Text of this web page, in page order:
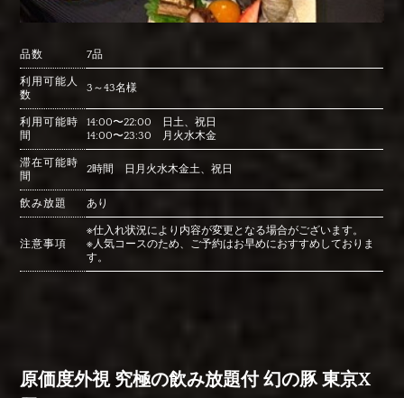
品数 7品
利用可能人
数
3～43名様
利用可能時
間
14:00〜22:00 日土、祝日
14:00〜23:30 月火水木金
滞在可能時
間
2時間 日月火水木金土、祝日
飲み放題 あり
注意事項
※仕入れ状況により内容が変更となる場合がございます。
※人気コースのため、ご予約はお早めにおすすめしておりま
す。
原価度外視 究極の飲み放題付 幻の豚 東京X